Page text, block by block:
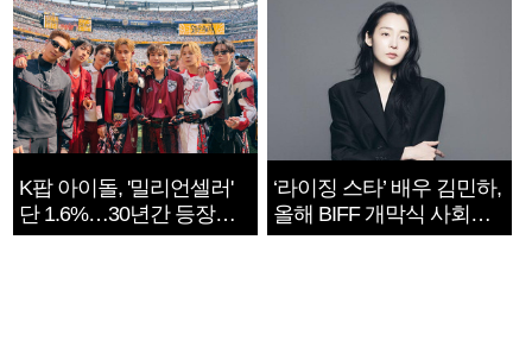
K팝 아이돌, '밀리언셀러'
단 1.6%…30년간 등장
1182개팀 전수조사
‘라이징 스타’ 배우 김민하,
올해 BIFF 개막식 사회자
확정